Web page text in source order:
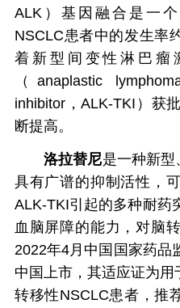
ALK）基因融合是一
NSCLC患者中的发生率
着新型间变性淋巴瘤
（anaplastic
inhibitor，ALK-TKI）获
断提高。
洛拉替尼是一种新型
具有广谱的抑制活性，
ALK-TKI引起的多种耐药
血脑屏障的能力，对脑
2022年4月中国国家药品
中国上市，其适应证为
转移性NSCLC患者，推